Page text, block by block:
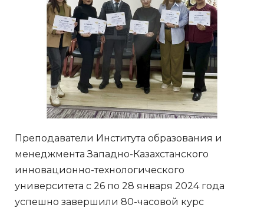
Преподаватели Института образования и
менеджмента Западно-Казахстанского
инновационно-технологического
университета с 26 по 28 января 2024 года
успешно завершили 80-часовой курс